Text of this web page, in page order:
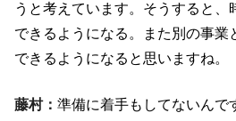
うと考えています。そうすると、
できるようになる。また別の事業
できるようになると思いますね。
藤村： 準備に着手もしてないんで